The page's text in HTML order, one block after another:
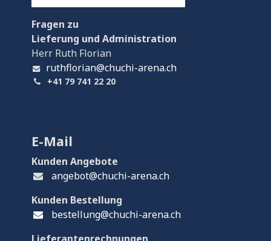
Fragen zu
Lieferung und Administration
Herr Ruth Florian
ruthflorian@chuchi-arena.ch
+41 79 741 22 20
E-Mail
Kunden Angebote
angebot@chuchi-arena.ch
Kunden Bestellung
bestellung@chuchi-arena.ch